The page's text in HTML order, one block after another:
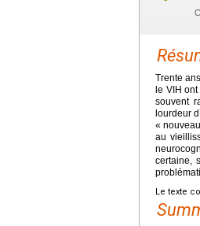
Trente
le VIH
souvent
lourdeur
«
au
certaine,
Le texte